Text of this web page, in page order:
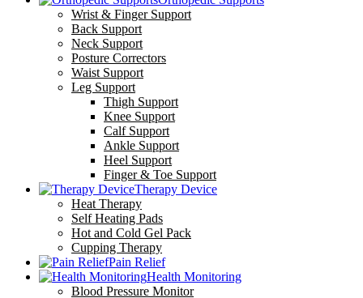
Wrist & Finger Support
Back Support
Neck Support
Posture Correctors
Waist Support
Leg Support
Thigh Support
Knee Support
Calf Support
Ankle Support
Heel Support
Finger & Toe Support
Therapy Device
Heat Therapy
Self Heating Pads
Hot and Cold Gel Pack
Cupping Therapy
Pain Relief
Health Monitoring
Blood Pressure Monitor